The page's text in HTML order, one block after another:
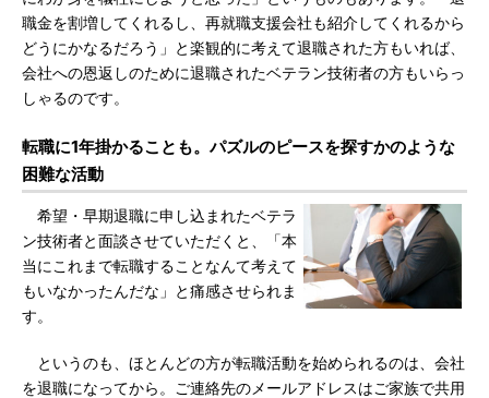
職金を割増してくれるし、再就職支援会社も紹介してくれるから
どうにかなるだろう」と楽観的に考えて退職された方もいれば、
会社への恩返しのために退職されたベテラン技術者の方もいらっ
しゃるのです。
転職に1年掛かることも。パズルのピースを探すかのような
困難な活動
希望・早期退職に申し込まれたベテラ
ン技術者と面談させていただくと、「本
当にこれまで転職することなんて考えて
もいなかったんだな」と痛感させられま
す。
というのも、ほとんどの方が転職活動を始められるのは、会社
を退職になってから。ご連絡先のメールアドレスはご家族で共用